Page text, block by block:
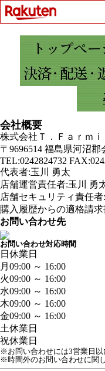
会社概要
株式会社Ｔ．Ｆａｒｍｉ
〒9696514 福島県河沼
TEL:0242824732
代表者:玉川 勇太
店舗運営責任者:玉川 勇
店舗セキュリティ責任
購入履歴からの適格請
お問い合わせ先
お問い合わせ対応時間
日 休業日
月 09:00 ～ 16:00
火09:00 ～ 16:00
水09:00 ～ 16:00
木09:00 ～ 16:00
金09:00 ～ 16:00
土休業日
祝休業日
※お問い合わせには3営業日以
※時間外のお問い合わせに関